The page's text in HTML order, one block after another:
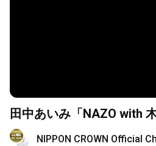
田中あいみ「NAZO with
NIPPON CROWN Official